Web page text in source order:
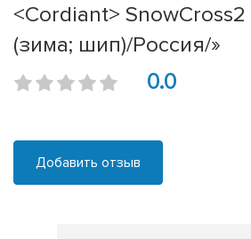
<Cordiant> SnowCross2
(зима; шип)/Россия/»
0.0
Добавить отзыв